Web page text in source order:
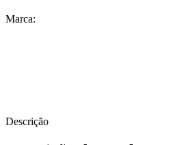
Marca:
Descrição